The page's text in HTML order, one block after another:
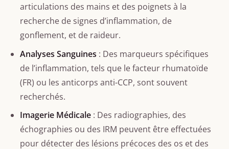
articulations des mains et des poignets à la
recherche de signes d’inflammation, de
gonflement, et de raideur.
Analyses Sanguines : Des marqueurs spécifiques
de l’inflammation, tels que le facteur rhumatoïde
(FR) ou les anticorps anti-CCP, sont souvent
recherchés.
Imagerie Médicale : Des radiographies, des
échographies ou des IRM peuvent être effectuées
pour détecter des lésions précoces des os et des